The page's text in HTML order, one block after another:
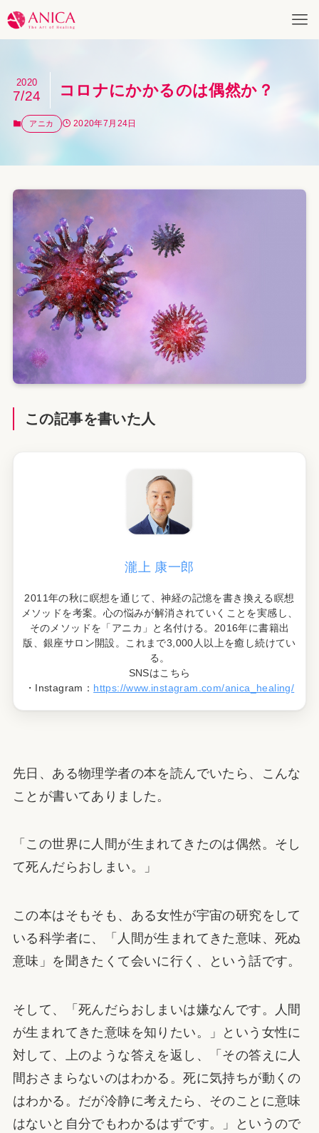
コロナにかかるのは偶然か？
2020
7/24
アニカ 2020年7月24日
この記事を書いた人
瀧上 康一郎
2011年の秋に瞑想を通じて、神経の記憶を書き換える瞑想
メソッドを考案。心の悩みが解消されていくことを実感し、
そのメソッドを「アニカ」と名付ける。2016年に書籍出
版、銀座サロン開設。これまで3,000人以上を癒し続けてい
る。
SNSはこちら
・Instagram： https://www.instagram.com/anica_healing/
先日、ある物理学者の本を読んでいたら、こんな
ことが書いてありました。
「この世界に人間が生まれてきたのは偶然。そし
て死んだらおしまい。」
この本はそもそも、ある女性が宇宙の研究をして
いる科学者に、「人間が生まれてきた意味、死ぬ
意味」を聞きたくて会いに行く、という話です。
そして、「死んだらおしまいは嫌なんです。人間
が生まれてきた意味を知りたい。」という女性に
対して、上のような答えを返し、「その答えに人
間おさまらないのはわかる。死に気持ちが動くの
はわかる。だが冷静に考えたら、そのことに意味
はないと自分でもわかるはずです。」というので